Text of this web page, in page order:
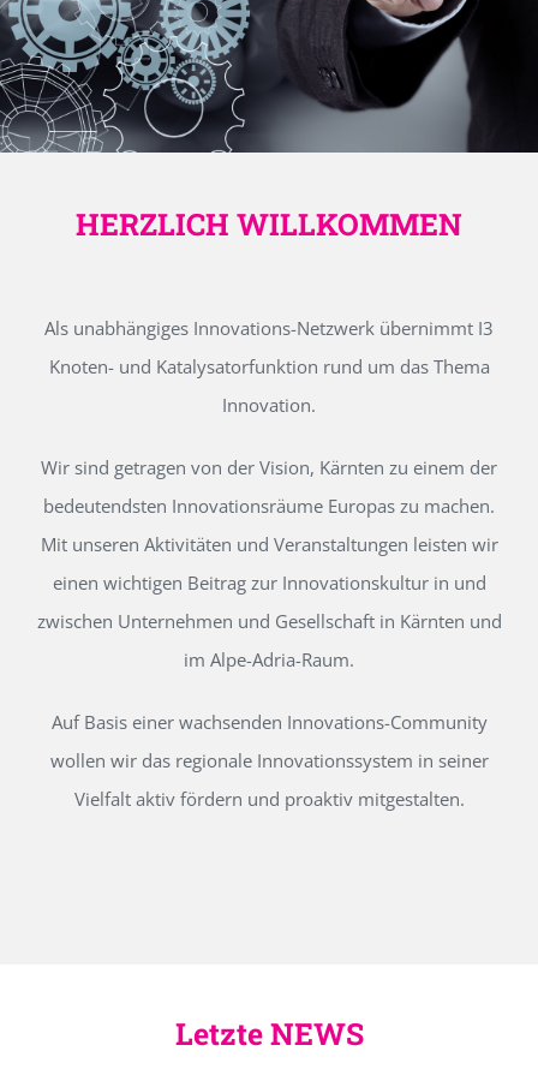
HERZLICH WILLKOMMEN
Als unabhängiges Innovations-Netzwerk übernimmt I3
Knoten- und Katalysatorfunktion rund um das Thema
Innovation.
Wir sind getragen von der Vision, Kärnten zu einem der
bedeutendsten Innovationsräume Europas zu machen.
Mit unseren Aktivitäten und Veranstaltungen leisten wir
einen wichtigen Beitrag zur Innovationskultur in und
zwischen Unternehmen und Gesellschaft in Kärnten und
im Alpe-Adria-Raum.
Auf Basis einer wachsenden Innovations-Community
wollen wir das regionale Innovationssystem in seiner
Vielfalt aktiv fördern und proaktiv mitgestalten.
Letzte NEWS